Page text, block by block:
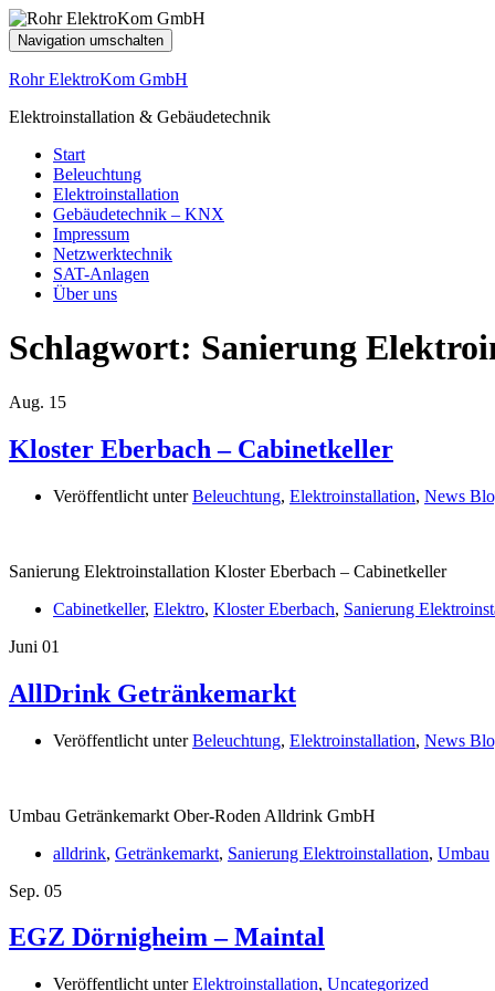
Navigation umschalten
Rohr ElektroKom GmbH
Elektroinstallation & Gebäudetechnik
Start
Beleuchtung
Elektroinstallation
Gebäudetechnik – KNX
Impressum
Netzwerktechnik
SAT-Anlagen
Über uns
Schlagwort: Sanierung
Aug. 15
Kloster Eberbach – Cabinetkeller
Veröffentlicht unterBeleuchtung, Elektroinstallation, News
Sanierung Elektroinstallation Kloster Eberbach – Cabinetkeller
Cabinetkeller, Elektro, Kloster Eberbach, Sanierung
Juni 01
AllDrink Getränkemarkt
Veröffentlicht unterBeleuchtung, Elektroinstallation, News
Umbau Getränkemarkt Ober-Roden Alldrink GmbH
alldrink, Getränkemarkt, Sanierung Elektroinstallation, Umbau
Sep. 05
EGZ Dörnigheim – Maintal
Veröffentlicht unterElektroinstallation, Uncategorized